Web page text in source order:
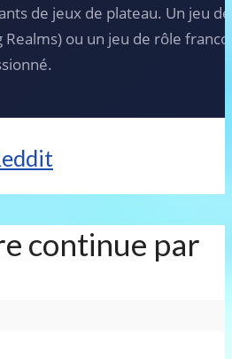
de jeux de plateau. Un jeu
Realms) ou un jeu de rôle
continue par